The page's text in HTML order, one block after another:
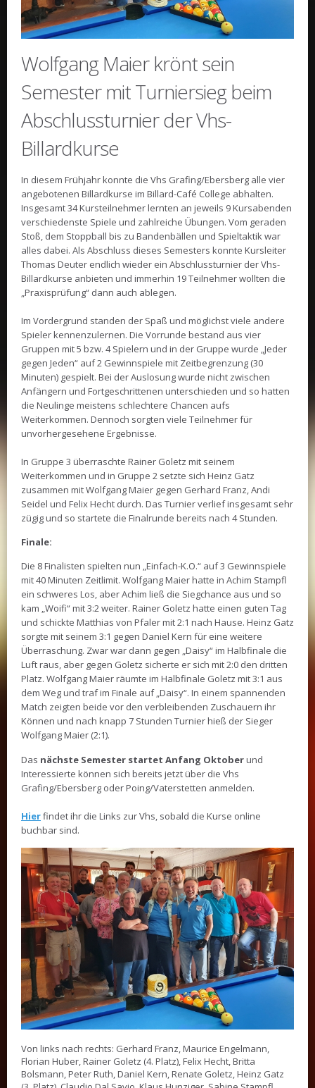
Wolfgang Maier krönt sein
Semester mit Turniersieg beim
Abschlussturnier der Vhs-
Billardkurse
In diesem Frühjahr konnte die Vhs Grafing/Ebersberg alle vier
angebotenen Billardkurse im Billard-Café College abhalten.
Insgesamt 34 Kursteilnehmer lernten an jeweils 9 Kursabenden
verschiedenste Spiele und zahlreiche Übungen. Vom geraden
Stoß, dem Stoppball bis zu Bandenbällen und Spieltaktik war
alles dabei. Als Abschluss dieses Semesters konnte Kursleiter
Thomas Deuter endlich wieder ein Abschlussturnier der Vhs-
Billardkurse anbieten und immerhin 19 Teilnehmer wollten die
„Praxisprüfung“ dann auch ablegen.
Im Vordergrund standen der Spaß und möglichst viele andere
Spieler kennenzulernen. Die Vorrunde bestand aus vier
Gruppen mit 5 bzw. 4 Spielern und in der Gruppe wurde „Jeder
gegen Jeden“ auf 2 Gewinnspiele mit Zeitbegrenzung (30
Minuten) gespielt. Bei der Auslosung wurde nicht zwischen
Anfängern und Fortgeschrittenen unterschieden und so hatten
die Neulinge meistens schlechtere Chancen aufs
Weiterkommen. Dennoch sorgten viele Teilnehmer für
unvorhergesehene Ergebnisse.
In Gruppe 3 überraschte Rainer Goletz mit seinem
Weiterkommen und in Gruppe 2 setzte sich Heinz Gatz
zusammen mit Wolfgang Maier gegen Gerhard Franz, Andi
Seidel und Felix Hecht durch. Das Turnier verlief insgesamt sehr
zügig und so startete die Finalrunde bereits nach 4 Stunden.
Finale:
Die 8 Finalisten spielten nun „Einfach-K.O.“ auf 3 Gewinnspiele
mit 40 Minuten Zeitlimit. Wolfgang Maier hatte in Achim Stampfl
ein schweres Los, aber Achim ließ die Siegchance aus und so
kam „Woifi“ mit 3:2 weiter. Rainer Goletz hatte einen guten Tag
und schickte Matthias von Pfaler mit 2:1 nach Hause. Heinz Gatz
sorgte mit seinem 3:1 gegen Daniel Kern für eine weitere
Überraschung. Zwar war dann gegen „Daisy“ im Halbfinale die
Luft raus, aber gegen Goletz sicherte er sich mit 2:0 den dritten
Platz. Wolfgang Maier räumte im Halbfinale Goletz mit 3:1 aus
dem Weg und traf im Finale auf „Daisy“. In einem spannenden
Match zeigten beide vor den verbleibenden Zuschauern ihr
Können und nach knapp 7 Stunden Turnier hieß der Sieger
Wolfgang Maier (2:1).
Das nächste Semester startet Anfang Oktoberund
Interessierte können sich bereits jetzt über die Vhs
Grafing/Ebersberg oder Poing/Vaterstetten anmelden.
Hierfindet ihr die Links zur Vhs, sobald die Kurse online
buchbar sind.
Von links nach rechts: Gerhard Franz, Maurice Engelmann,
Florian Huber, Rainer Goletz (4. Platz), Felix Hecht, Britta
Bolsmann, Peter Ruth, Daniel Kern, Renate Goletz, Heinz Gatz